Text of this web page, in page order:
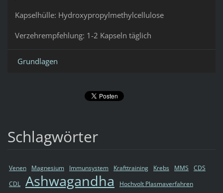
Kapselhülle: Hydroxypropylmethylcellulose
Verzehrempfehlung: 1-2 Kapseln täglich
Grundlagen
Schlagwörter
Venen Magnesium Immunsystem Krafttraining Krebs MMS
CDS
CDL Ashwagandha
Hochvolt Plasmaverfahren